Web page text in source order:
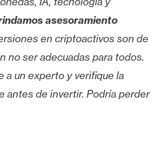
asesoramiento
en criptoactivos son de
no ser adecuadas para todos.
a un experto y verifique la
antes de invertir. Podría perder